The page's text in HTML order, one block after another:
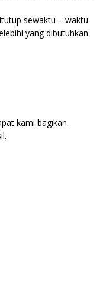
sewaktu – waktu
yang dibutuhkan.
kami bagikan.